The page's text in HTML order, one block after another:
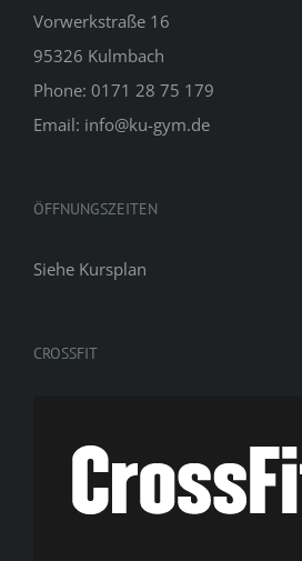
Vorwerkstraße 16
95326 Kulmbach
Phone: 0171 28 75 179
Email: info@ku-gym.de
ÖFFNUNGSZEITEN
Siehe Kursplan
CROSSFIT